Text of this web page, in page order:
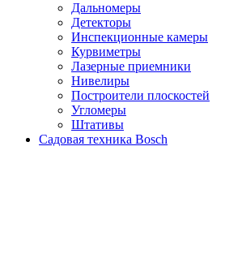
Дальномеры
Детекторы
Инспекционные камеры
Курвиметры
Лазерные приемники
Нивелиры
Построители плоскостей
Угломеры
Штативы
Садовая техника Bosch